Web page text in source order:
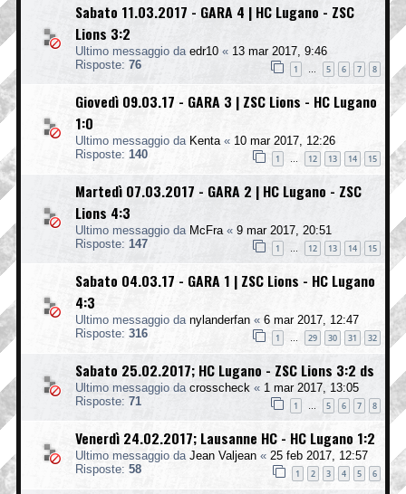
Sabato 11.03.2017 - GARA 4 | HC Lugano - ZSC
Lions 3:2
Ultimo messaggio da edr10 « 13 mar 2017, 9:46
Risposte: 76 1 … 5 6 7 8
Giovedì 09.03.17 - GARA 3 | ZSC Lions - HC Lugano
1:0
Ultimo messaggio da Kenta« 10 mar 2017, 12:26
Risposte: 140 1 … 12 13 14 15
Martedì 07.03.2017 - GARA 2 | HC Lugano - ZSC
Lions 4:3
Ultimo messaggio da McFra« 9 mar 2017, 20:51
Risposte: 147 1 … 12 13 14 15
Sabato 04.03.17 - GARA 1 | ZSC Lions - HC Lugano
4:3
Ultimo messaggio da nylanderfan « 6 mar 2017, 12:47
Risposte: 316 1 … 29 30 31 32
Sabato 25.02.2017; HC Lugano - ZSC Lions 3:2 ds
Ultimo messaggio da crosscheck « 1 mar 2017, 13:05
Risposte: 71 1 … 5 6 7 8
Venerdì 24.02.2017; Lausanne HC - HC Lugano 1:2
Ultimo messaggio da Jean Valjean « 25 feb 2017, 12:57
Risposte: 58 1 2 3 4 5 6